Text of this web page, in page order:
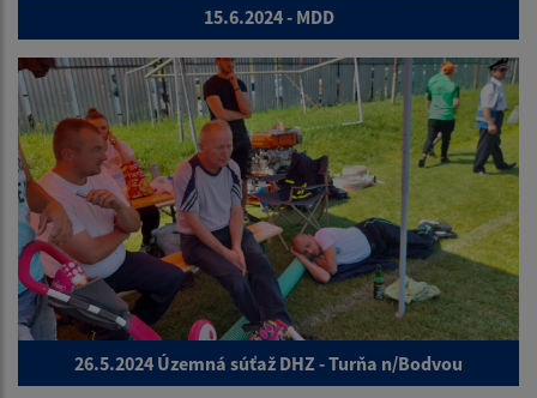
15.6.2024 - MDD
26.5.2024 Územná súťaž DHZ - Turňa n/Bodvou